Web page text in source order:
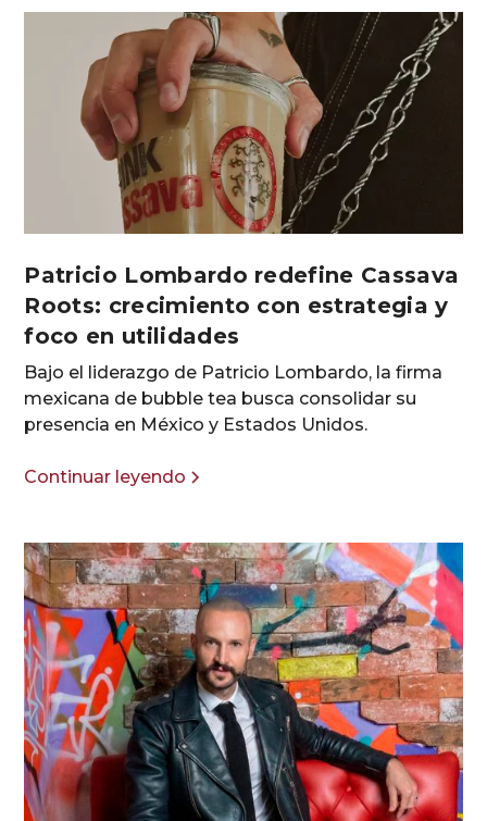
Patricio Lombardo redefine Cassava
Roots: crecimiento con estrategia y
foco en utilidades
Bajo el liderazgo de Patricio Lombardo, la firma
mexicana de bubble tea busca consolidar su
presencia en México y Estados Unidos.
Continuar leyendo